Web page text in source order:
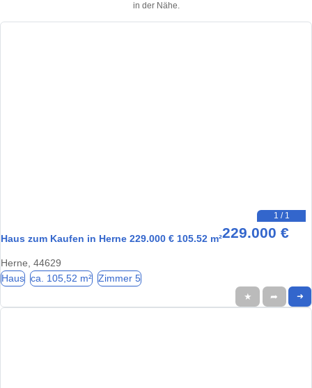
in der Nähe.
1 / 1
Haus zum Kaufen in Herne 229.000 € 105.52 m²229.000 €
Herne, 44629
Haus ca. 105,52 m² Zimmer 5
★ ➦ ➜